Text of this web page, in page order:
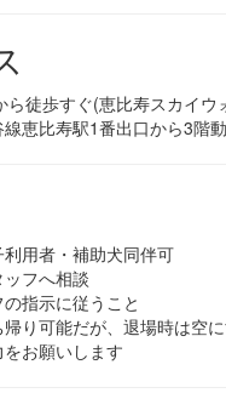
ら徒歩すぐ(恵比寿スカイウ
恵比寿駅1番出口から3階
用者・補助犬同伴可
フへ相談
指示に従うこと
り可能だが、退場時は空
お願いします